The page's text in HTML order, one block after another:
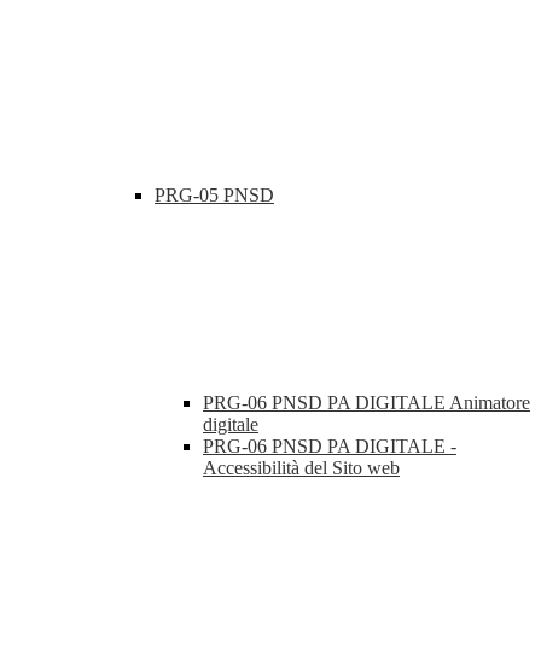
PRG-05 PNSD
PRG-06 PNSD PA DIGITALE Animatore
digitale
PRG-06 PNSD PA DIGITALE -
Accessibilità del Sito web